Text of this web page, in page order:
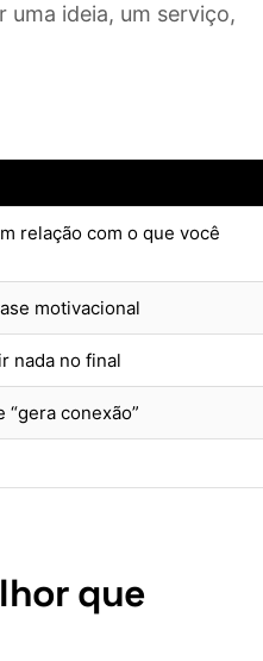
ideia, um serviço,
relação com o que você
motivacional
nada no final
conexão”
que